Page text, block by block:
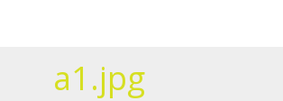
a1.jpg